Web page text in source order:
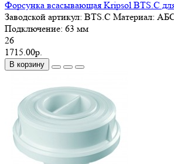
Форсунка всасывающая Kripsol BTS.C
Заводской артикул: BTS.C Материал:
Подключение: 63 мм
26
1715.00р.
В корзину